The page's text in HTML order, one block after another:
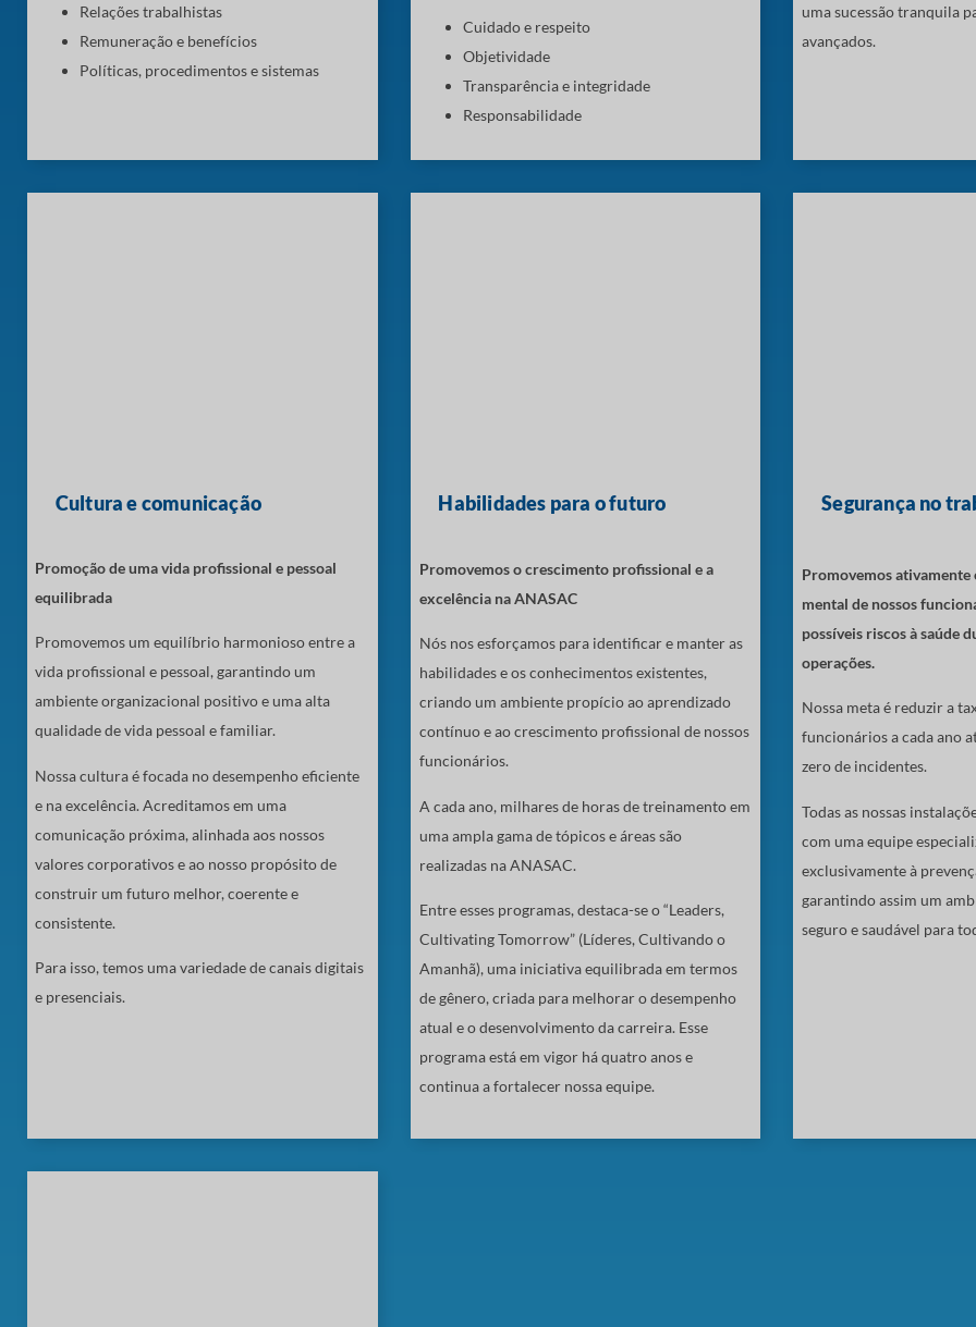
Relações trabalhistas
Remuneração e benefícios
Políticas, procedimentos e sistemas
Cuidado e respeito
Objetividade
Transparência e integridade
Responsabilidade
uma sucessão tranquila
avançados.
Cultura e comunicação
Promoção de uma vida profissional e pessoal
equilibrada
Promovemos um equilíbrio harmonioso entre a
vida profissional e pessoal, garantindo um
ambiente organizacional positivo e uma alta
qualidade de vida pessoal e familiar.
Nossa cultura é focada no desempenho eficiente
e na excelência. Acreditamos em uma
comunicação próxima, alinhada aos nossos
valores corporativos e ao nosso propósito de
construir um futuro melhor, coerente e
consistente.
Para isso, temos uma variedade de canais digitais
e presenciais.
Habilidades para o futuro
Promovemos o crescimento profissional e a
excelência na ANASAC
Nós nos esforçamos para identificar e manter as
habilidades e os conhecimentos existentes,
criando um ambiente propício ao aprendizado
contínuo e ao crescimento profissional de nossos
funcionários.
A cada ano, milhares de horas de treinamento em
uma ampla gama de tópicos e áreas são
realizadas na ANASAC.
Entre esses programas, destaca-se o “Leaders,
Cultivating Tomorrow” (Líderes, Cultivando o
Amanhã), uma iniciativa equilibrada em termos
de gênero, criada para melhorar o desempenho
atual e o desenvolvimento da carreira. Esse
programa está em vigor há quatro anos e
continua a fortalecer nossa equipe.
Segurança no
Promovemos
mental de nossos
possíveis riscos à saúde
operações.
Nossa meta é reduzir a
funcionários a cada ano
zero de incidentes.
Todas as nossas
com uma equipe
exclusivamente à
garantindo assim um
seguro e saudável para